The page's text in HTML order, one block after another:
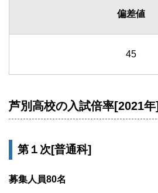
偏差値
45
芦別高校の入試倍率[2021年]
第１次[普通科]
募集人員80名